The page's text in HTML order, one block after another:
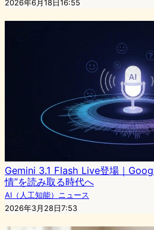
2026年6月18日16:55
Gemini 3.1 Flash Live登場｜
情”を読み取る時代へ
AI（人工知能）ニュース
2026年3月28日7:53